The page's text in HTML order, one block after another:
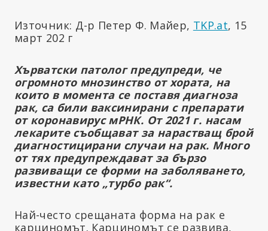
Източник: Д-р Петер Ф. Майер, TKP.at, 15
март 202 г
Хърватски патолог предупреди, че
огромното мнозинство от хората, на
които в момента се поставя диагноза
рак, са били ваксинирани с препарати
от коронавирус мРНК. От 2021 г. насам
лекарите съобщават за нарастващ брой
диагностицирани случаи на рак. Много
от тях предупреждават за бързо
развиващи се форми на заболяването,
известни като „турбо рак“.
Най-често срещаната форма на рак е
карциномът. Карциномът се развива,